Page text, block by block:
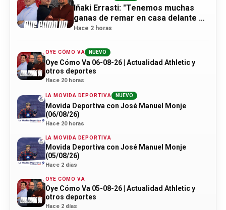
Iñaki Errasti: "Tenemos muchas
ganas de remar en casa delante de
la afición"
Hace 2 horas
OYE CÓMO VA NUEVO
Oye Cómo Va 06-08-26 | Actualidad Athletic y
otros deportes
Hace 20 horas
LA MOVIDA DEPORTIVA NUEVO
Movida Deportiva con José Manuel Monje
(06/08/26)
Hace 20 horas
LA MOVIDA DEPORTIVA
Movida Deportiva con José Manuel Monje
(05/08/26)
Hace 2 días
OYE CÓMO VA
Oye Cómo Va 05-08-26 | Actualidad Athletic y
otros deportes
Hace 2 días